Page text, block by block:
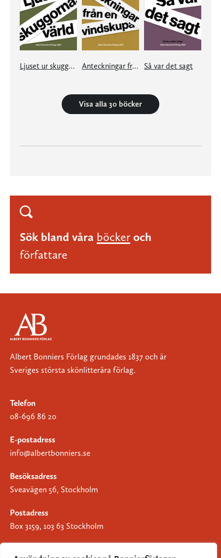
Ljuset ur skuggornas värld Anteckningar från en vindskupa Så var det sagt
Visa alla 30 böcker
Sök bland våra böcker och
författare
Albert Bonniers Förlag grundades 1837 och är
Sveriges största skönlitterära förlag.
Telefon
08-696 86 20
E-postadress
info@albertbonniers.se
Besöksadress
Sveavägen 56, Stockholm
Postadress
Box 3159, 103 63 Stockholm